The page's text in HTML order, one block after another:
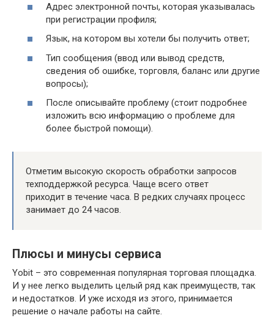
Адрес электронной почты, которая указывалась
при регистрации профиля;
Язык, на котором вы хотели бы получить ответ;
Тип сообщения (ввод или вывод средств,
сведения об ошибке, торговля, баланс или другие
вопросы);
После описывайте проблему (стоит подробнее
изложить всю информацию о проблеме для
более быстрой помощи).
Отметим высокую скорость обработки запросов
техподдержкой ресурса. Чаще всего ответ
приходит в течение часа. В редких случаях процесс
занимает до 24 часов.
Плюсы и минусы сервиса
Yobit – это современная популярная торговая площадка.
И у нее легко выделить целый ряд как преимуществ, так
и недостатков. И уже исходя из этого, принимается
решение о начале работы на сайте.